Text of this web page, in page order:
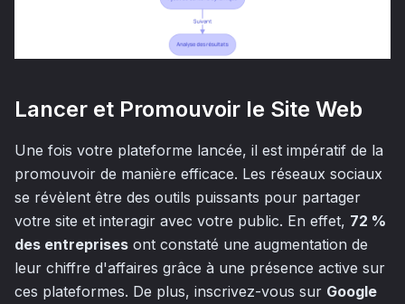
Lancer et Promouvoir le Site Web
Une fois votre plateforme lancée, il est impératif de la
promouvoir de manière efficace. Les réseaux sociaux
se révèlent être des outils puissants pour partager
votre site et interagir avec votre public. En effet, 72 %
des entreprises ont constaté une augmentation de
leur chiffre d'affaires grâce à une présence active sur
ces plateformes. De plus, inscrivez-vous sur Google